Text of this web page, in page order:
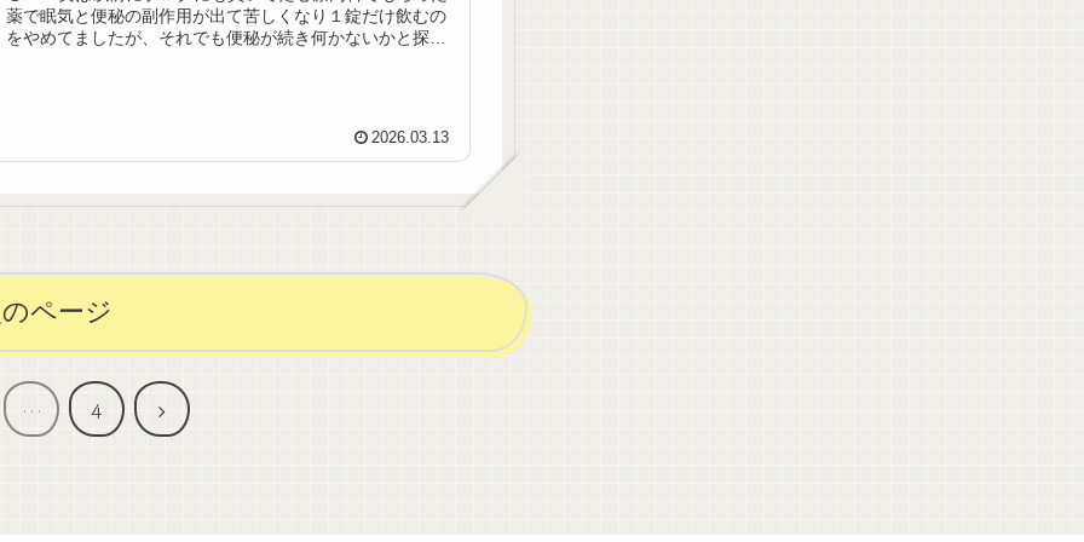
薬で眠気と便秘の副作用が出て苦しくなり１錠だけ飲むの
をやめてましたが、それでも便秘が続き何かないかと探し
2026.03.13
ページ
… 4
次